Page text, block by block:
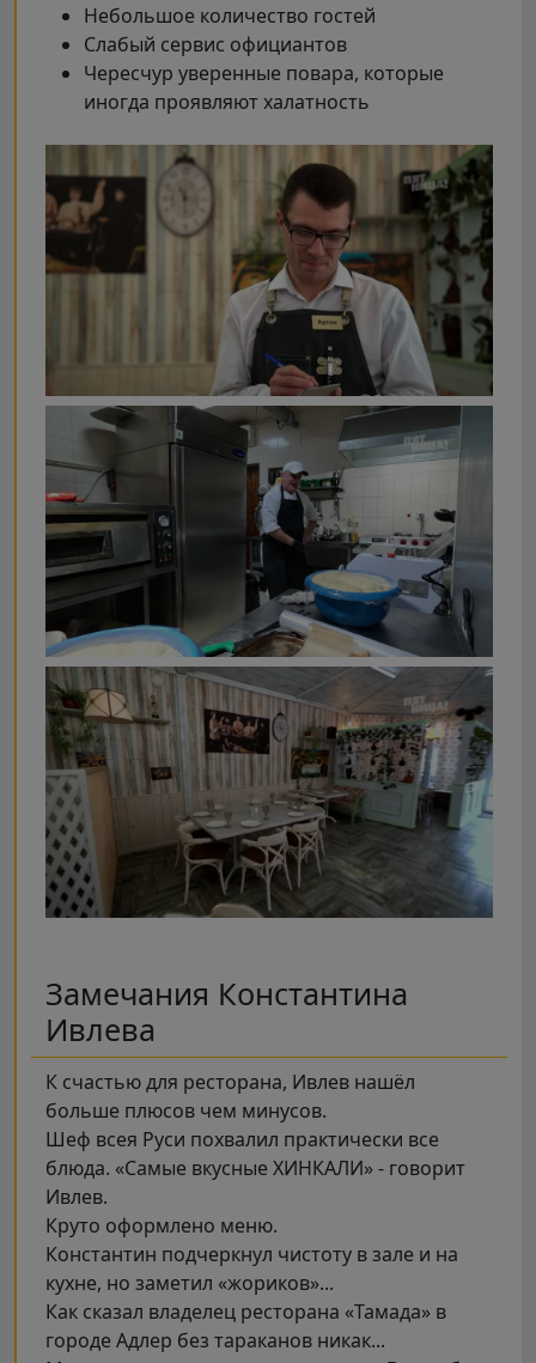
Небольшое количество гостей
Слабый сервис официантов
Чересчур уверенные повара, которые
иногда проявляют халатность
Замечания Константина
Ивлева
К счастью для ресторана, Ивлев нашёл
больше плюсов чем минусов.
Шеф всея Руси похвалил практически все
блюда. «Самые вкусные ХИНКАЛИ» - говорит
Ивлев.
Круто оформлено меню.
Константин подчеркнул чистоту в зале и на
кухне, но заметил «жориков»...
Как сказал владелец ресторана «Тамада» в
городе Адлер без тараканов никак...